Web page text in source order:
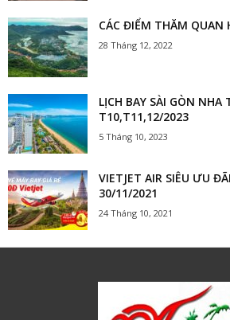
CÁC ĐIỂM THĂM QUAN
28 Tháng 12, 2022
LỊCH BAY SÀI GÒN NHA
T10,T11,12/2023
5 Tháng 10, 2023
VIETJET AIR SIÊU ƯU
30/11/2021
24 Tháng 10, 2021